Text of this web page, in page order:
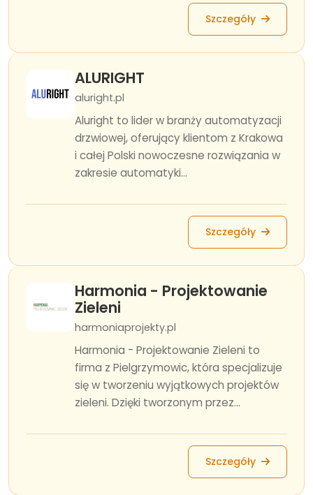
Szczegóły
ALURIGHT
aluright.pl
Aluright to lider w branży automatyzacji
drzwiowej, oferujący klientom z Krakowa
i całej Polski nowoczesne rozwiązania w
zakresie automatyki...
Szczegóły
Harmonia - Projektowanie
Zieleni
harmoniaprojekty.pl
Harmonia - Projektowanie Zieleni to
firma z Pielgrzymowic, która specjalizuje
się w tworzeniu wyjątkowych projektów
zieleni. Dzięki tworzonym przez...
Szczegóły